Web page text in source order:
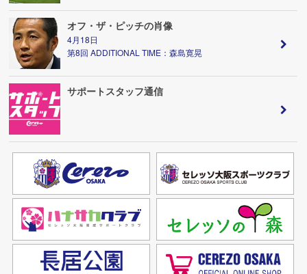
オフ・ザ・ピッチの肖像
4月18日
第8回 ADDITIONAL TIME：森島寛晃
サポートスタッフ通信